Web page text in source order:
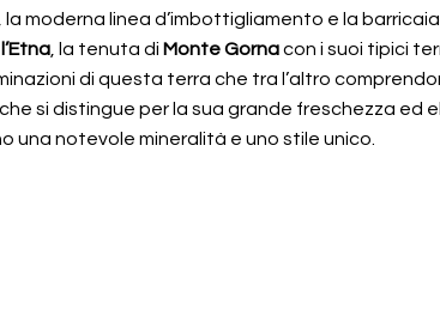
moderna linea d’imbottigliamento e la
l’Etna , la tenuta di Monte Gornacon i suoi tipici
di questa terra che tra l’altro
, che si distingue per la sua grande freschezza ed
una notevole mineralità e uno stile unico.